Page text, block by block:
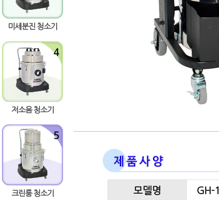
미세분진 청소기
저소음 청소기
크린룸 청소기 모델명 GH-